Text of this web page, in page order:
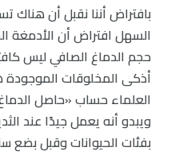
بافتراض أننا نقبل أن
السهل افتراض أن الأدمغة
حجم الدماغ الصافي ليس
أذكى المخلوقات
العلماء حساب «حاصل
ويبدو أنه يعمل جيدًا عند
بفئات الحيوانات وقبل بضع